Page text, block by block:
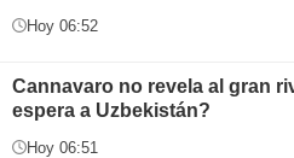
Hoy 06:52
Cannavaro no revela al gran
espera a Uzbekistán?
Hoy 06:51